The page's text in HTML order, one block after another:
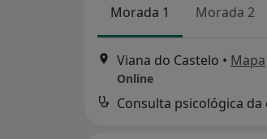
Morada 1 Morada 2
Viana do Castelo • Mapa
Online
Consulta psicológica da